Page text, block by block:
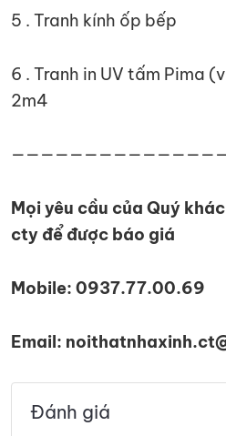
5 . Tranh kính ốp bếp
6 . Tranh in UV tấm Pima
2m4
Mọi yêu cầu của Quý
cty để được báo giá
Mobile: 0937.77.00.69
Email:
Đánh giá